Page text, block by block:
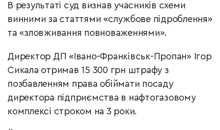
В результаті суд визнав учасників схеми
винними за статтями «службове підроблення»
та «зловживання повноваженнями».
Директор ДП «Івано-Франківськ-Пропан» Ігор
Сикала отримав 15 300 грн штрафу з
позбавленням права обіймати посаду
директора підприємства в нафтогазовому
комплексі строком на 3 роки.